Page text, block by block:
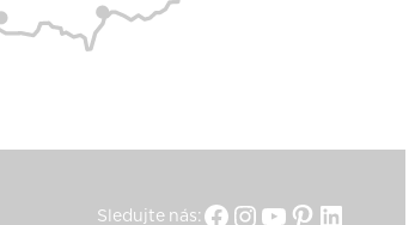
Sledujte nás: Facebook
Instagram
YouTube
Pinterest